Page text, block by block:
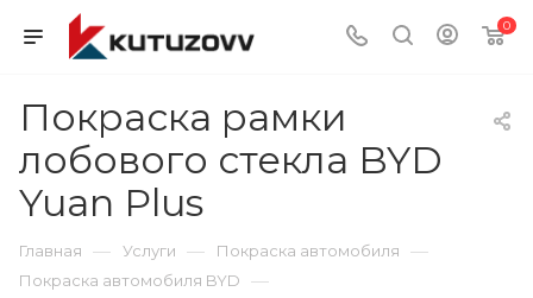
0
Покраска рамки
лобового стекла BYD
Yuan Plus
Главная — Услуги — Покраска автомобиля —
Покраска автомобиля BYD —